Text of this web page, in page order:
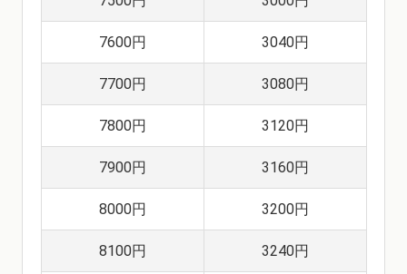
7600円 3040円
7700円 3080円
7800円 3120円
7900円 3160円
8000円 3200円
8100円 3240円